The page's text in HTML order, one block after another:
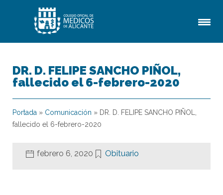
DR. D. FELIPE SANCHO PIÑOL,
fallecido el 6-febrero-2020
Portada » Comunicación » DR. D. FELIPE SANCHO PIÑOL,
fallecido el 6-febrero-2020
febrero 6, 2020 Obituario